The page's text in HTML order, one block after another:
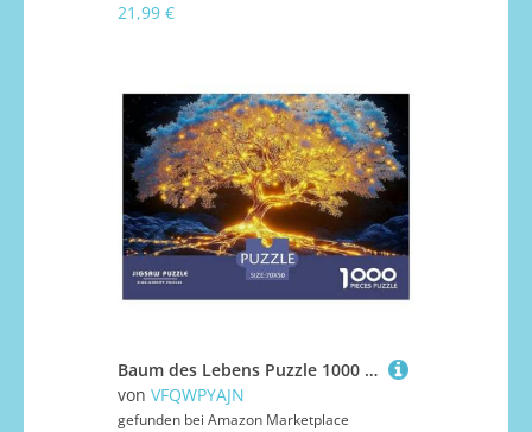
21,99 €
Baum des Lebens Puzzle 1000 Teile Für Erwachsene Puzzles-Geschenk Impossible Game 70x50cm/1000pcs
von VFQWPYAJN
gefunden bei Amazon Marketplace